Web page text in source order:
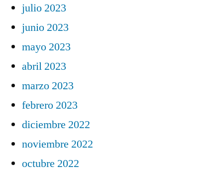
julio 2023
junio 2023
mayo 2023
abril 2023
marzo 2023
febrero 2023
diciembre 2022
noviembre 2022
octubre 2022